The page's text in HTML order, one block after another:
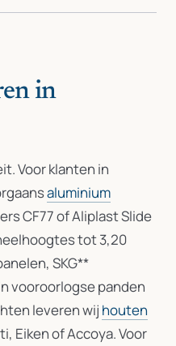
in
Voor klanten in
aluminium
CF77 of Aliplast Slide
tot 3,20
SKG**
vooroorlogse panden
leveren wij houten
Eiken of Accoya. Voor